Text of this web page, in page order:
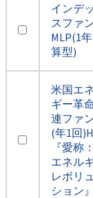
インデ
スファ
MLP(1
算型)
米国エ
ギー革
連ファ
(年1回
『愛称：
エネル
レボリ
ション』